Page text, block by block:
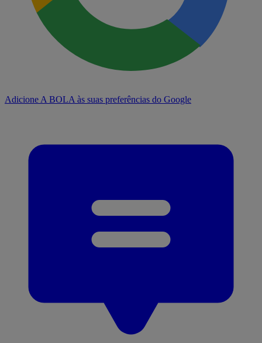
Adicione A BOLA às suas preferências do Google